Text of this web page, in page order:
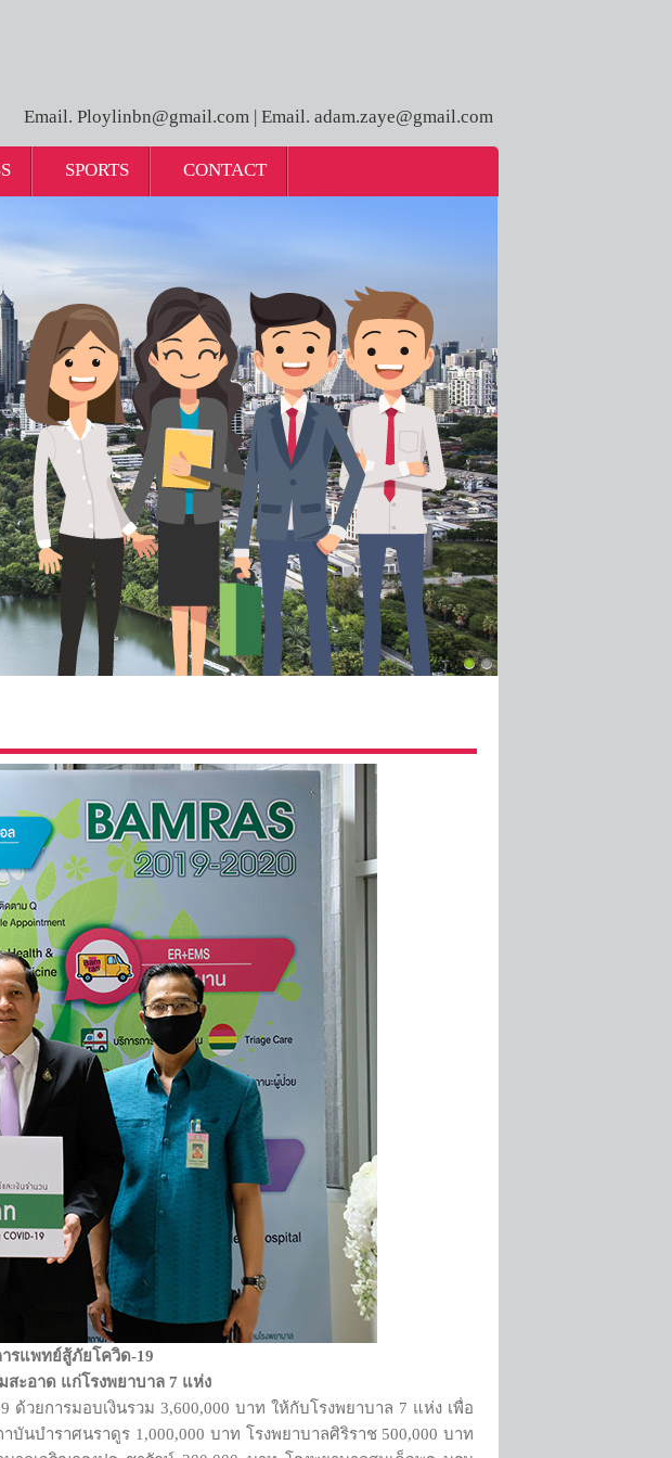
Email. Ploylinbn@gmail.com | Email. adam.zaye@gmail.com
SPORTS CONTACT
ารแพทย์สู้ภัยโควิด-19
ะอาด แก่โรงพยาบาล 7 แห่ง
วยการมอบเงินรวม 3,600,000 บาท ให้กับโรงพยาบาล 7 แห่ง เพื่อ
นบำราศนราดูร 1,000,000 บาท โรงพยาบาลศิริราช 500,000 บาท